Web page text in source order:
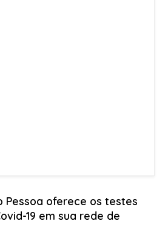
Pessoa oferece os testes
19 em sua rede de